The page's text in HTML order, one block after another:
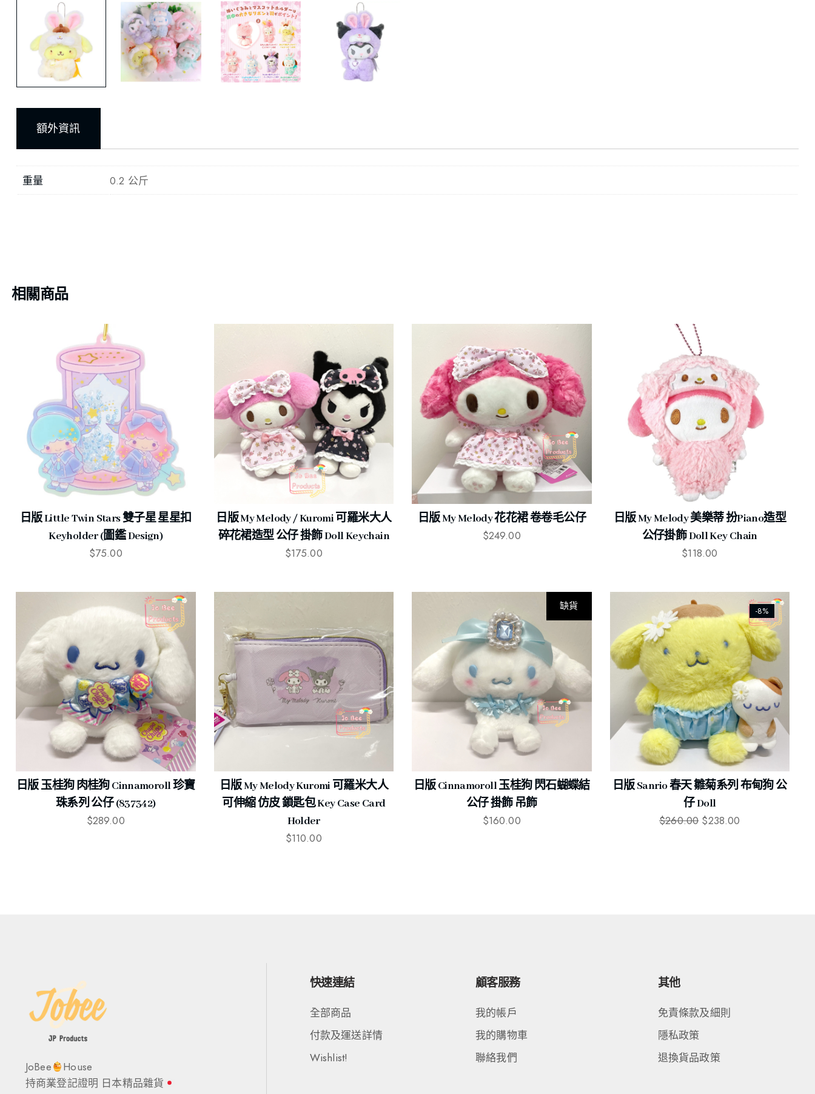
額外資訊
重量 0.2 公斤
相關商品
日版 Little Twin Stars 雙子星 星星扣
Keyholder (圖鑑 Design)
$75.00
日版 My Melody / Kuromi 可羅米大人
碎花裙造型 公仔 掛飾 Doll Keychain
$175.00
日版 My Melody 花花裙 卷卷毛公仔
$249.00
日版 My Melody 美樂蒂 扮Piano造型
公仔掛飾 Doll Key Chain
$118.00
日版 玉桂狗 肉桂狗 Cinnamoroll 珍寶
珠系列 公仔 (837342)
$289.00
日版 My Melody Kuromi 可羅米大人
可伸縮 仿皮 鎖匙包 Key Case Card
Holder
$110.00
缺貨
日版 Cinnamoroll 玉桂狗 閃石蝴蝶結
公仔 掛飾 吊飾
$160.00
-8%
日版 Sanrio 春天 雛菊系列 布甸狗 公
仔 Doll
$260.00 $238.00
JoBee
House
持商業登記證明 日本精品雜貨
快速連結
全部商品
付款及運送詳情
Wishlist!
顧客服務
我的帳戶
我的購物車
聯絡我們
其他
免責條款及細則
隱私政策
退換貨品政策